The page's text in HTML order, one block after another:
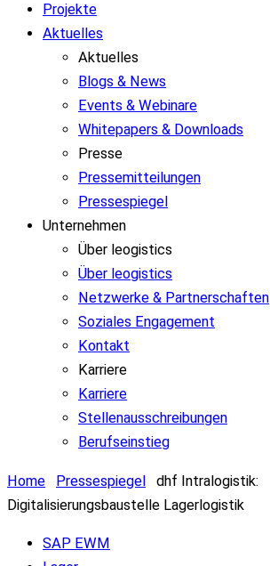
Projekte
Aktuelles
Aktuelles
Blogs & News
Events & Webinare
Whitepapers & Downloads
Presse
Pressemitteilungen
Pressespiegel
Unternehmen
Über leogistics
Über leogistics
Netzwerke & Partnerschaften
Soziales Engagement
Kontakt
Karriere
Karriere
Stellenausschreibungen
Berufseinstieg
Home Pressespiegel
dhf Intralogistik:
Digitalisierungsbaustelle Lagerlogistik
SAP EWM